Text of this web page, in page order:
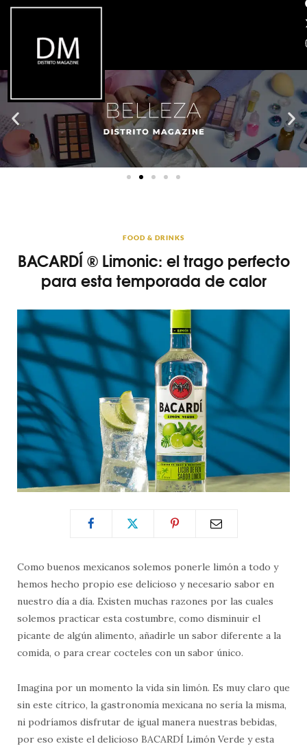
FOOD & DRINKS
BACARDÍ ® Limonic: el trago perfecto
para esta temporada de calor
Como buenos mexicanos solemos ponerle limón a todo y
hemos hecho propio ese delicioso y necesario sabor en
nuestro día a día. Existen muchas razones por las cuales
solemos practicar esta costumbre, como disminuir el
picante de algún alimento, añadirle un sabor diferente a la
comida, o para crear cocteles con un sabor único.
Imagina por un momento la vida sin limón. Es muy claro que
sin este cítrico, la gastronomía mexicana no sería la misma,
ni podríamos disfrutar de igual manera nuestras bebidas,
por eso existe el delicioso BACARDÍ Limón Verde y esta